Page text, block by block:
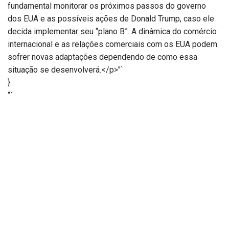
fundamental monitorar os próximos passos do governo
dos EUA e as possíveis ações de Donald Trump, caso ele
decida implementar seu “plano B”. A dinâmica do comércio
internacional e as relações comerciais com os EUA podem
sofrer novas adaptações dependendo de como essa
situação se desenvolverá.</p>"`
}
“`